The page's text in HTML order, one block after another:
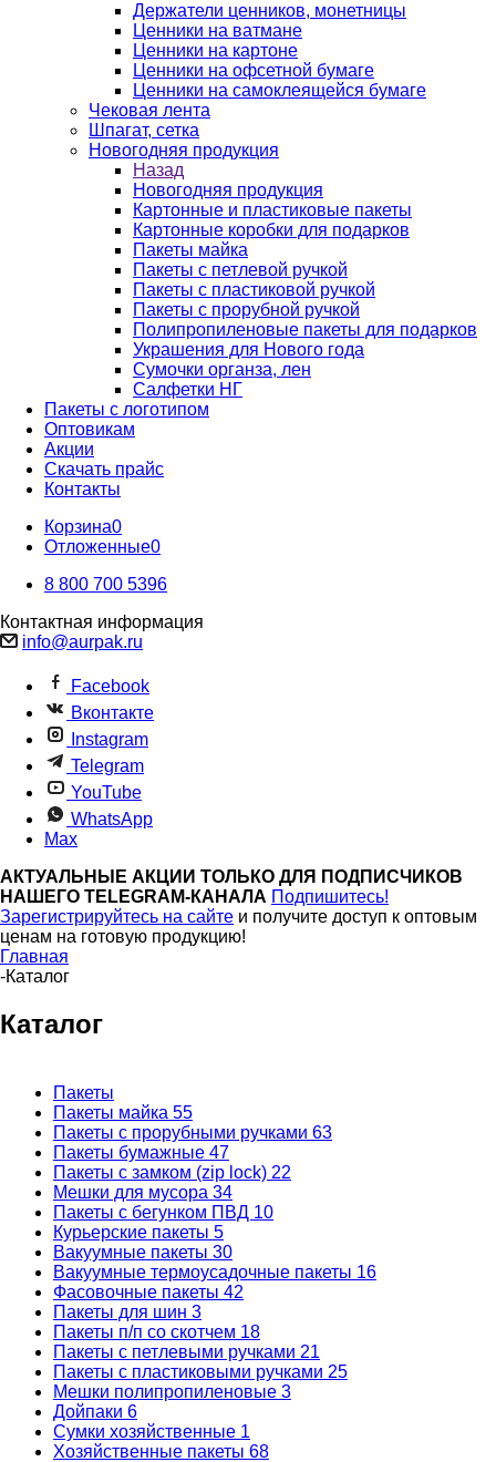
Держатели ценников, монетницы
Ценники на ватмане
Ценники на картоне
Ценники на офсетной бумаге
Ценники на самоклеящейся бумаге
Чековая лента
Шпагат, сетка
Новогодняя продукция
Назад
Новогодняя продукция
Картонные и пластиковые пакеты
Картонные коробки для подарков
Пакеты майка
Пакеты с петлевой ручкой
Пакеты с пластиковой ручкой
Пакеты с прорубной ручкой
Полипропиленовые пакеты для подарков
Украшения для Нового года
Сумочки органза, лен
Салфетки НГ
Пакеты с логотипом
Оптовикам
Акции
Скачать прайс
Контакты
Корзина0
Отложенные0
8 800 700 5396
Контактная информация
info@aurpak.ru
Facebook
Вконтакте
Instagram
Telegram
YouTube
WhatsApp
Max
АКТУАЛЬНЫЕ АКЦИИ ТОЛЬКО ДЛЯ ПОДПИСЧИКОВ
НАШЕГО TELEGRAM-КАНАЛА Подпишитесь!
Зарегистрируйтесь на сайте и получите доступ к оптовым
ценам на готовую продукцию!
Главная
-Каталог
Каталог
Пакеты
Пакеты майка 55
Пакеты с прорубными ручками 63
Пакеты бумажные 47
Пакеты с замком (zip lock) 22
Мешки для мусора 34
Пакеты с бегунком ПВД 10
Курьерские пакеты 5
Вакуумные пакеты 30
Вакуумные термоусадочные пакеты 16
Фасовочные пакеты 42
Пакеты для шин 3
Пакеты п/п со скотчем 18
Пакеты с петлевыми ручками 21
Пакеты с пластиковыми ручками 25
Мешки полипропиленовые 3
Дойпаки 6
Сумки хозяйственные 1
Хозяйственные пакеты 68